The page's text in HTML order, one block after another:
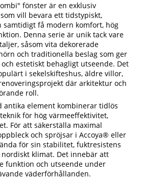
fönster är en exklusiv
vill bevara ett tidstypiskt,
samtidigt få modern komfort, hög
Denna serie är unik tack vare
såsom vita dekorerade
och traditionella beslag som ger
estetiskt behagligt utseende. Det
i sekelskifteshus, äldre villor,
där arkitektur och
roll.
antika element kombinerar tidlös
för hög värmeeffektivitet,
För att säkerställa maximal
och spröjsar i Accoya® eller
för sin stabilitet, fuktresistens
klimat. Det innebär att
funktion och utseende under
väderförhållanden.